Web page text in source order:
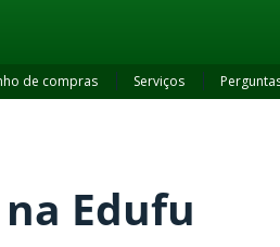
de compras Serviços
Edufu